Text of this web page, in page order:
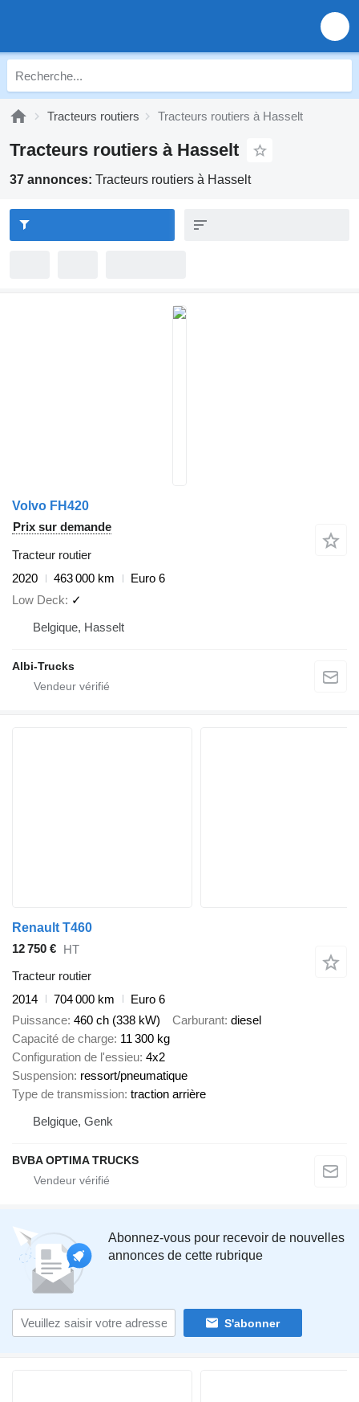
Tracteurs routiers Tracteurs routiers à Hasselt
Tracteurs routiers à Hasselt
37 annonces: Tracteurs routiers à Hasselt
Volvo FH420
Prix sur demande
Tracteur routier
2020
463 000 km
Euro 6
Low Deck
✓
Belgique, Hasselt
Albi-Trucks
Renault T460
12 750 € HT
Tracteur routier
2014
704 000 km
Euro 6
Puissance 460 ch (338 kW) Carburant diesel
Capacité de charge 11 300 kg
Configuration de l'essieu 4x2
Suspension ressort/pneumatique
Type de transmission traction arrière
Belgique, Genk
BVBA OPTIMA TRUCKS
Abonnez-vous pour recevoir de nouvelles
annonces de cette rubrique
S'abonner